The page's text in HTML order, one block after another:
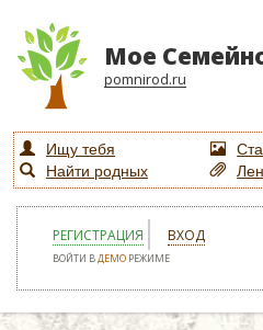
Мое
pomnirod.ru
Ищу тебя
Найти родных
РЕГИСТРАЦИЯ ВХОД
ВОЙТИ ВДЕМО РЕЖИМЕ